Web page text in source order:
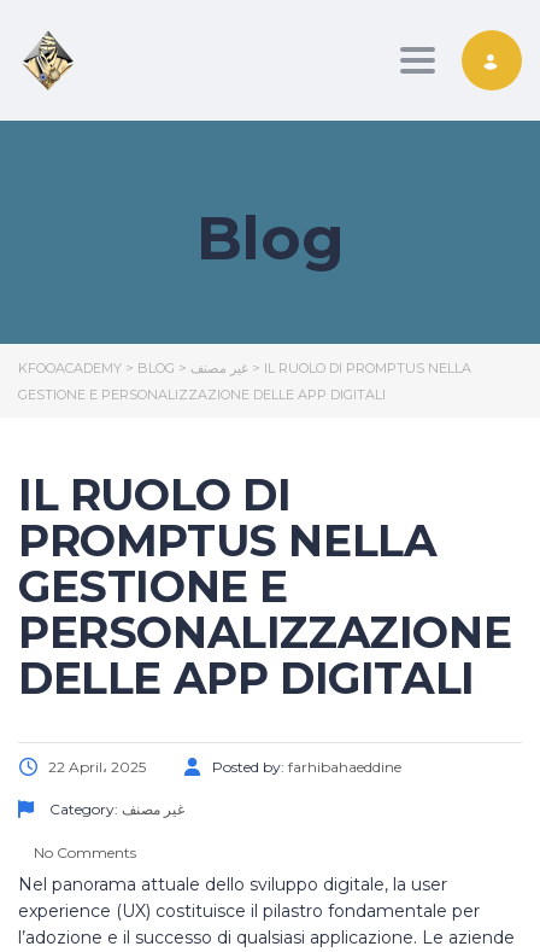
Toggle
Blog
KFOOACADEMY > BLOG > غير مصنف > IL RUOLO DI PROMPTUS NELLA
GESTIONE E PERSONALIZZAZIONE DELLE APP DIGITALI
IL RUOLO DI
PROMPTUS NELLA
GESTIONE E
PERSONALIZZAZIONE
DELLE APP DIGITALI
22 April، 2025 Posted by: farhibahaeddine
Category: غير مصنف
No Comments
Nel panorama attuale dello sviluppo digitale, la user
experience (UX) costituisce il pilastro fondamentale per
l’adozione e il successo di qualsiasi applicazione. Le aziende